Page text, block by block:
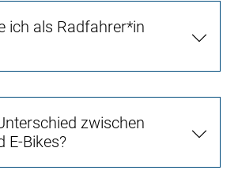
ich als Radfahrer*in
zwischen
E-Bikes?